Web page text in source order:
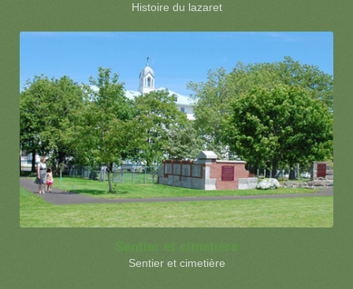
Histoire du lazaret
Sentier et cimetière